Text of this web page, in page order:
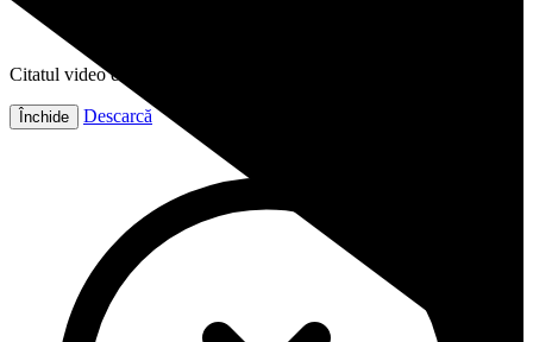
Citatul video este gata!
Închide Descarcă